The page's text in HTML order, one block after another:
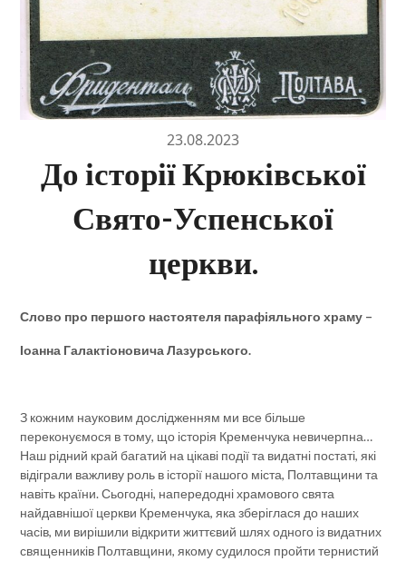
23.08.2023
До історії Крюківської
Свято-Успенської
церкви.
Слово про першого настоятеля парафіяльного храму –
Іоанна Галактіоновича Лазурського.
З кожним науковим дослідженням ми все більше
переконуємося в тому, що історія Кременчука невичерпна…
Наш рідний край багатий на цікаві події та видатні постаті, які
відіграли важливу роль в історії нашого міста, Полтавщини та
навіть країни. Сьогодні, напередодні храмового свята
найдавнішої церкви Кременчука, яка зберіглася до наших
часів, ми вирішили відкрити життєвий шлях одного із видатних
священників Полтавщини, якому судилося пройти тернистий